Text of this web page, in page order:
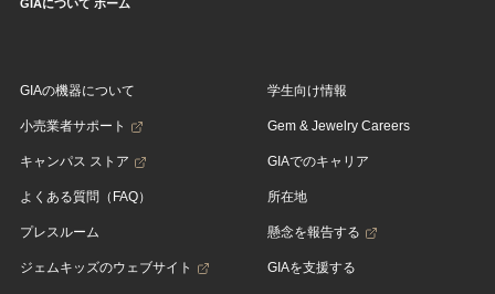
GIAについて ホーム
GIAの機器について
小売業者サポート
キャンパス ストア
よくある質問（FAQ）
プレスルーム
ジェムキッズのウェブサイト
学生向け情報
Gem & Jewelry Careers
GIAでのキャリア
所在地
懸念を報告する
GIAを支援する